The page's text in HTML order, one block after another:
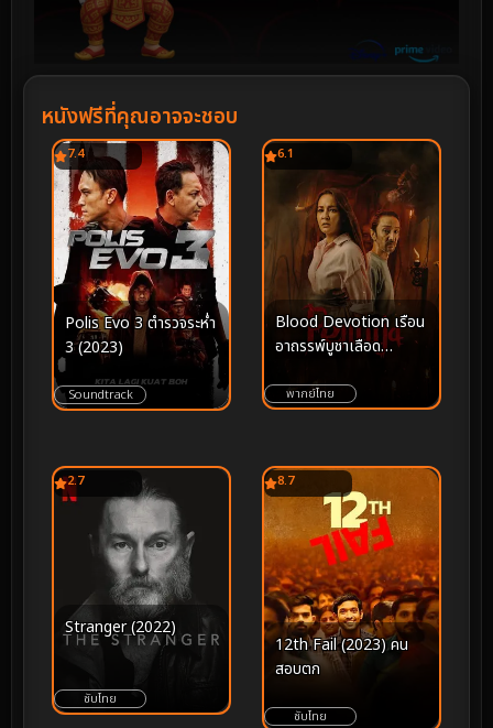
หนังฟรีที่คุณอาจจะชอบ
7.4
Polis Evo 3 ตำรวจระห่ำ
3 (2023)
Soundtrack
6.1
Blood Devotion เรือน
อาถรรพ์บูชาเลือด
พากย์ไทย
2.7
Stranger (2022)
ซับไทย
8.7
12th Fail (2023) คน
สอบตก
ซับไทย